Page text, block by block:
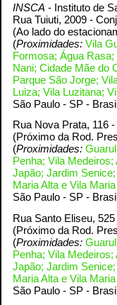
INSCA - Instituto de
Rua Tuiuti, 2009 -
(Ao lado do
(Proximidades: Vila
Formosa; Água
Nani; Cidade Mãe do
Parque São Jorge;
Luiza; Vila Luzitana;
São Paulo - SP -
Rua Nova Prata, 116 -
(Próximo da Rod.
(Proximidades:
Penha; Vila
Japão; Jardim
Maria Alta e Vila
São Paulo - SP -
Rua Santo Eliseu, 525
(Próximo da Rod.
(Proximidades:
Penha; Vila
Japão; Jardim
Maria Alta e Vila
São Paulo - SP -